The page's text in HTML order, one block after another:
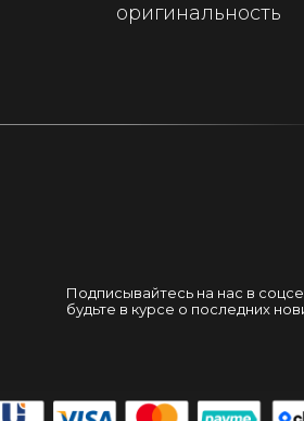
оригинальность
Подписывайтесь на нас в
будьте в курсе о последних